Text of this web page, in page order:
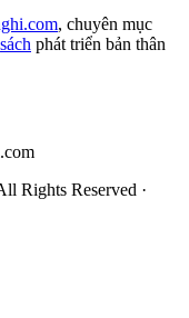
, chuyên mục
sách phát triển bản thân
Rights Reserved ·